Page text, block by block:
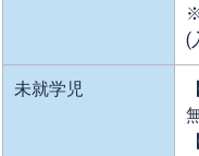
(
未就学児